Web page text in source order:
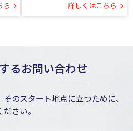
ら 詳しくはこちら
るお問い合わせ
のスタート地点に立つために、
さい。